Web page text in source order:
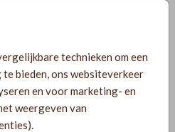
technieken om een
bieden, ons websiteverkeer
en voor marketing- en
weergeven van
met ons op.
morgen in huis!
voor bij je kaartje